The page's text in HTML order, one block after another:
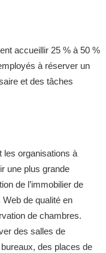
accueillir 25 % à 50 %
à réserver un
et des tâches
les organisations à
une plus grande
de l’immobilier de
de qualité en
de chambres.
des salles de
des places de